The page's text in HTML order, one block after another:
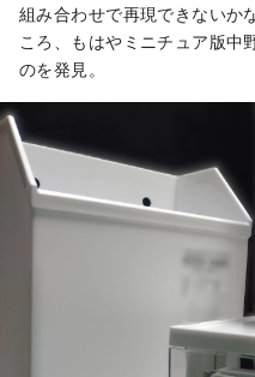
組み合わせで再現できないか
ころ、もはやミニチュア版中
のを発見。